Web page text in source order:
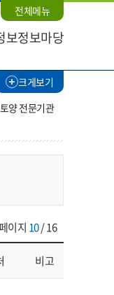
보정보마당
전체메뉴
토양 전문기관
크게보기
이지 10/ 16
비고